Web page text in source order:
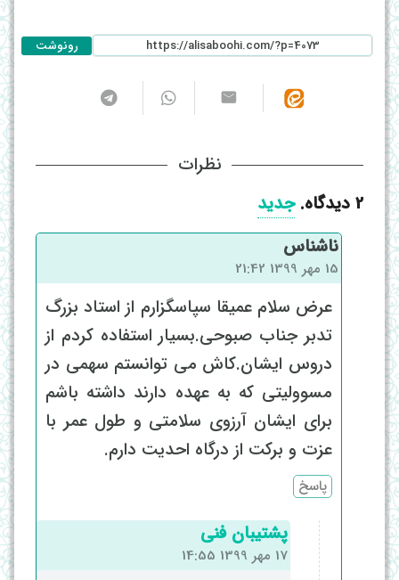
رونوشت
نظرات
2 دیدگاه. جدید
ناشناس
15 مهر 1399 21:42
عرض سلام عمیقا سپاسگزارم از استاد بزرگ
تدبر جناب صبوحی.بسیار استفاده کردم از
دروس ایشان.کاش می توانستم سهمی در
مسوولیتی که به عهده دارند داشته باشم
برای ایشان آرزوی سلامتی و طول عمر با
عزت و برکت از درگاه احدیت دارم.
پاسخ
پشتیبان فنی
17 مهر 1399 14:55